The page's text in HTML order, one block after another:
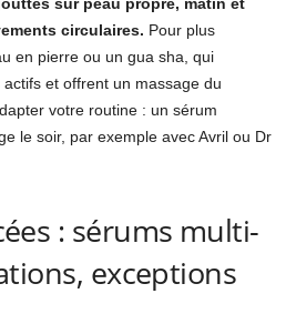
sur peau propre, matin et
circulaires. Pour plus
en pierre ou un gua sha, qui
et offrent un massage du
votre routine : un sérum
le soir, par exemple avec Avril ou Dr
: sérums multi-
exceptions